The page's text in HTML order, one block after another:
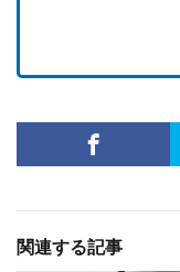
関連する記事